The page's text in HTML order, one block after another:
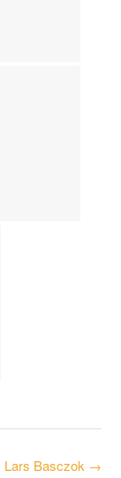
Lars Basczok →